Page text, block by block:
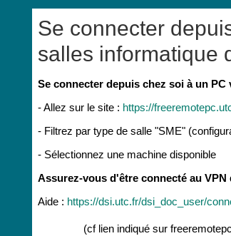
Se connecter
salles informatique
Conditions d’achèvement
Se connecter depuis chez soi à un
- Allez sur le site : https://
- Filtrez par type de salle "SME"
- Sélectionnez une machine disponible
Assurez-vous d'être connecté au VPN
Aide : https://dsi.utc.fr/dsi_doc_user/
(cf lien indiqué sur